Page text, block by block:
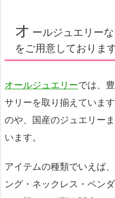
オ ールジュエリー
をご用意しておりま
オールジュエリーでは、
サリーを取り揃えていま
のや、国産のジュエリー
います。
アイテムの種類でいえば
ング・ネックレス・ペン